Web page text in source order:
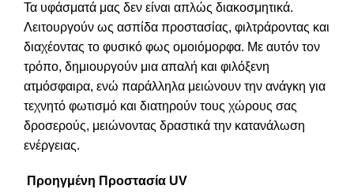
Τα υφάσματά μας δεν είναι απλώς διακοσμητικά.
Λειτουργούν ως ασπίδα προστασίας, φιλτράροντας και
διαχέοντας το φυσικό φως ομοιόμορφα. Με αυτόν τον
τρόπο, δημιουργούν μια απαλή και φιλόξενη
ατμόσφαιρα, ενώ παράλληλα μειώνουν την ανάγκη για
τεχνητό φωτισμό και διατηρούν τους χώρους σας
δροσερούς, μειώνοντας δραστικά την κατανάλωση
ενέργειας.
Προηγμένη Προστασία UV